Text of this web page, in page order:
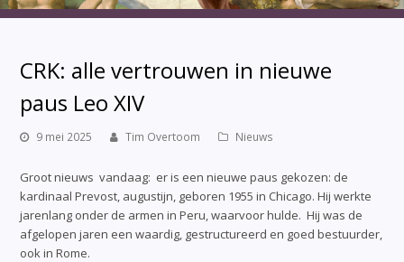
CRK: alle vertrouwen in nieuwe
paus Leo XIV
9 mei 2025 Tim Overtoom Nieuws
Groot nieuws vandaag: er is een nieuwe paus gekozen: de
kardinaal Prevost, augustijn, geboren 1955 in Chicago. Hij werkte
jarenlang onder de armen in Peru, waarvoor hulde. Hij was de
afgelopen jaren een waardig, gestructureerd en goed bestuurder,
ook in Rome.